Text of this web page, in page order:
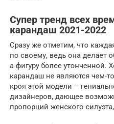
Супер тренд всех
карандаш 2021-2022
Сразу же отметим, что
по своему, ведь она делает
а фигуру более утонченной.
карандаш не являются чем-
кроя этой модели –
дизайнеров, дающее
пропорций женского